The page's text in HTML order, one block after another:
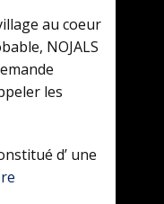
au coeur
NOJALS
les
d’ une